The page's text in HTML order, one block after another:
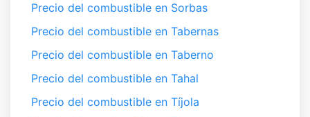
Precio del combustible en Sorbas
Precio del combustible en Tabernas
Precio del combustible en Taberno
Precio del combustible en Tahal
Precio del combustible en Tíjola